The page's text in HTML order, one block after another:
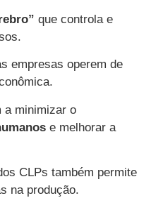
que controla e
empresas operem de
a minimizar o
e melhorar a
CLPs também permite
na produção.